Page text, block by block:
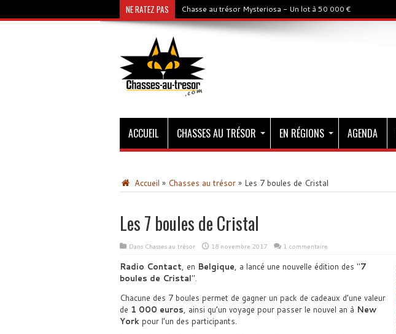
NE RATEZ PAS Chasse au trésor Mysteriosa - Un lot à 50 000 €
ACCUEIL CHASSES AU TRÉSOR EN RÉGIONS AGENDA
Accueil » Chasses au trésor » Les 7 boules de Cristal
Les 7 boules de Cristal
Dans Chasses au trésor 18 novembre 2017 1 commentaire
Radio Contact, en Belgique, a lancé une nouvelle édition des
7
boules de Cristal .
Chacune des 7 boules permet de gagner un pack de cadeaux d’une valeur
de 1 000 euros, ainsi qu’un voyage pour passer le nouvel an à New
Yorkpour l’un des participants.